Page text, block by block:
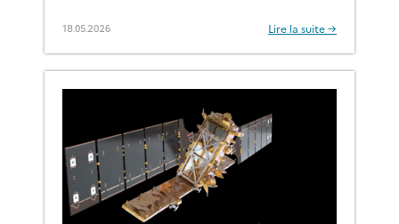
de la Terre afin d’identifier des […]
18.05.2026 Lire la suite →